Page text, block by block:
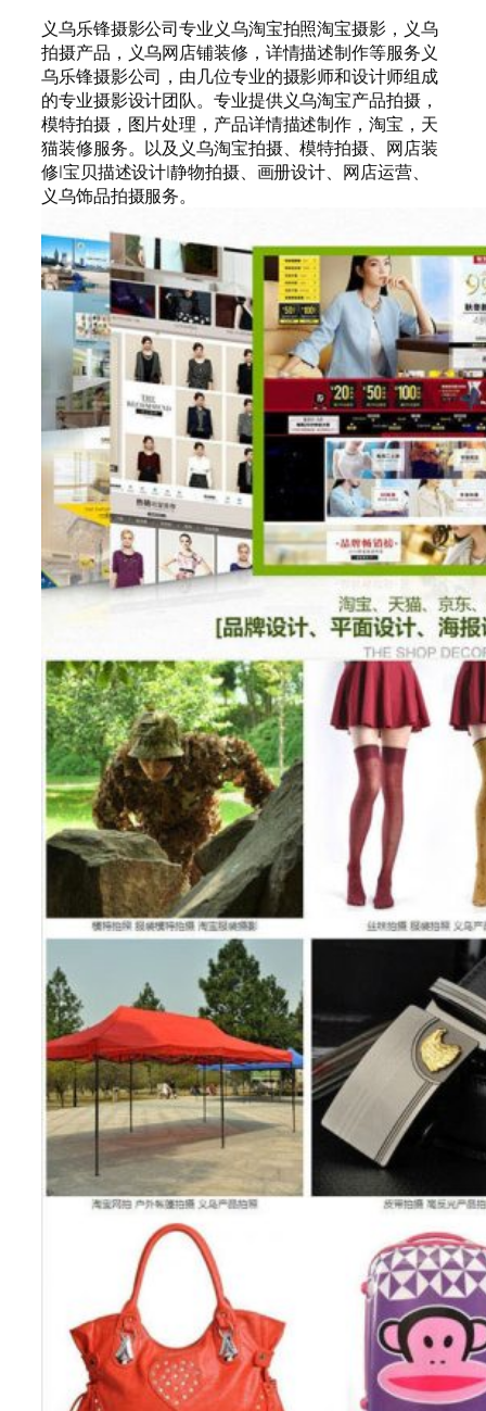
义乌乐锋摄影公司专业义乌淘宝拍照淘宝摄影，义乌
拍摄产品，义乌网店铺装修，详情描述制作等服务义
乌乐锋摄影公司，由几位专业的摄影师和设计师组成
的专业摄影设计团队。专业提供义乌淘宝产品拍摄，
模特拍摄，图片处理，产品详情描述制作，淘宝，天
猫装修服务。以及义乌淘宝拍摄、模特拍摄、网店装
修|宝贝描述设计|静物拍摄、画册设计、网店运营、
义乌饰品拍摄服务。